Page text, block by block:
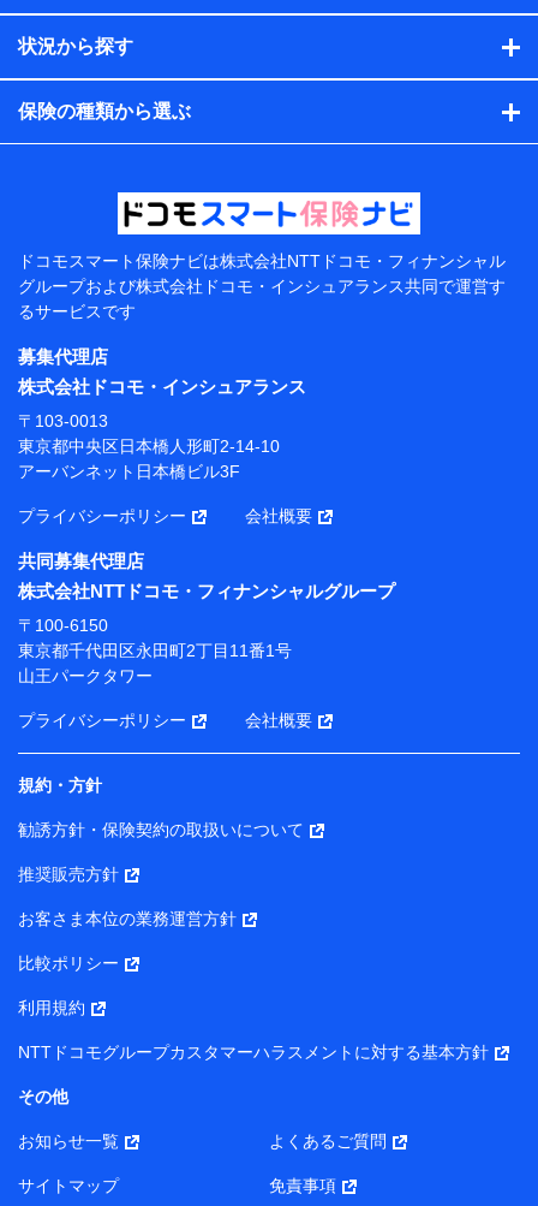
当社または株式会社NTTドコモ・フィナンシャルグルー
プが取得し、又は保有する保険契約に関する情報。例と
して、保険契約者及び被保険者の氏名、住所、生年月
日、性別、保険契約者と被保険者の関係、保険加入の目
的、保険商品の内容、保険料、保険料のお支払方法、車
のメーカーや走行距離などの情報、建物の構造や築年数
などの情報、ペットの種類や年齢などの情報などが含ま
提供当事者から受領当事者が個人データを取得する方法
電子的・電磁的方法等
【共同して利用する者の範囲】
当社
株式会社NTTドコモ・フィナンシャルグループ
【利用目的】
当社または株式会社NTTドコモ・フィナンシャルグルー
プが提供する保険関連サービスにおけるユーザー登録受
付および管理のため
当社または株式会社NTTドコモ・フィナンシャルグルー
携会社の保険その他に関する情報を提供するため、また
維持管理等の委託業務遂行のため、またそれらに付帯、
関連する当社または株式会社NTTドコモ・フィナンシャ
ルグループおよび提携会社のサービスを案内、提供する
ため
（各サービスで取得したサービス利用履歴、ウェブサイ
トの閲覧履歴、購買履歴、ご契約内容等のパーソナルデ
ータを分析して、お客さまの趣味・嗜好・傾向に応じた
サービス・商品等に関するご提案や広告の配信等を行う
ことがあります。）
各種セミナーの開催のため
コンサルティングサービスの実施のため
アンケートやキャンペーン等の実施のため
上記に係る案内・手続き・管理等付帯業務を行うため
所・代表者名】
り）
株式会社NTTドコモ・フィナンシャルグループ 代表取締役
社長 廣井 孝史
東京都中央区日本橋人形町2-14-10 アーバンネット日本橋
株式会社ドコモ・インシュアランス 代表取締役社長 吉
村 忠義
状況から探す
保険の種類から選ぶ
ドコモスマート保険ナビは株式会社NTTドコモ・フィナンシャル
グループおよび株式会社ドコモ・インシュアランス共同で運営す
るサービスです
募集代理店
株式会社ドコモ・インシュアランス
〒103-0013
東京都中央区日本橋人形町2-14-10
アーバンネット日本橋ビル3F
プライバシーポリシー 会社概要
共同募集代理店
株式会社NTTドコモ・フィナンシャルグループ
〒100-6150
東京都千代田区永田町2丁目11番1号
山王パークタワー
プライバシーポリシー 会社概要
規約・方針
勧誘方針・保険契約の取扱いについて
推奨販売方針
お客さま本位の業務運営方針
比較ポリシー
利用規約
NTTドコモグループカスタマーハラスメントに対する基本方針
その他
お知らせ一覧 よくあるご質問
サイトマップ 免責事項